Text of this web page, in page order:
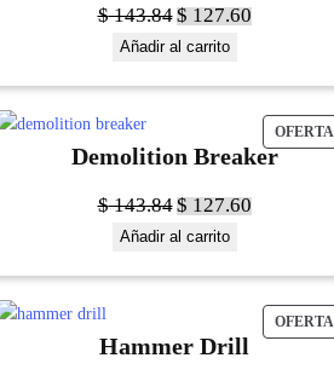
$143.84$127.60
Añadir al carrito
OFERTA
Demolition Breaker
$143.84$127.60
Añadir al carrito
OFERTA
Hammer Drill